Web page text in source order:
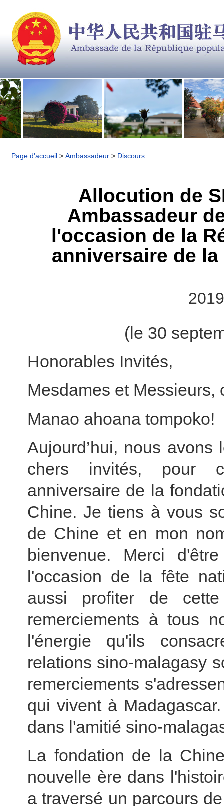
Page d'accueil > Ambassadeur > Discours
Allocution de
Ambassadeur
l'occasion de la
anniversaire de
(le 30
Honorables Invités,
Mesdames et Messieurs,
Manao ahoana tompoko!
Aujourd’hui, nous
chers invités, pour
anniversaire de la
Chine. Je tiens à vous
de Chine et en mon
bienvenue. Merci
l'occasion de la fête
aussi profiter de
remerciements à tous
l'énergie qu'ils
relations sino-malagasy
remerciements
qui vivent à
dans l'amitié sino-
La fondation de la
nouvelle ère dans
a traversé un parcours